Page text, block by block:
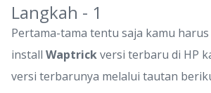
Langkah - 1
Pertama-tama tentu saja kamu
install Waptrickversi terbaru di HP
versi terbarunya melalui tautan